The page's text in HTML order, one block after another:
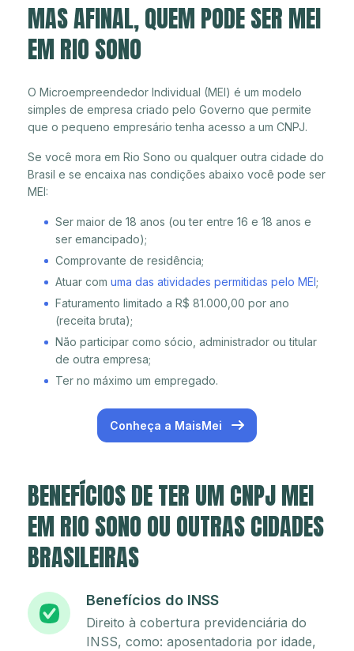
MAS AFINAL, QUEM PODE SER MEI
EM RIO SONO
O Microempreendedor Individual (MEI) é um modelo
simples de empresa criado pelo Governo que permite
que o pequeno empresário tenha acesso a um CNPJ.
Se você mora em Rio Sono ou qualquer outra cidade do
Brasil e se encaixa nas condições abaixo você pode ser
MEI:
Ser maior de 18 anos (ou ter entre 16 e 18 anos e
ser emancipado);
Comprovante de residência;
Atuar com uma das atividades permitidas pelo MEI;
Faturamento limitado a R$ 81.000,00 por ano
(receita bruta);
Não participar como sócio, administrador ou titular
de outra empresa;
Ter no máximo um empregado.
Conheça a MaisMei
BENEFÍCIOS DE TER UM CNPJ MEI
EM RIO SONO OU OUTRAS CIDADES
BRASILEIRAS
Benefícios do INSS
Direito à cobertura previdenciária do
INSS, como: aposentadoria por idade,